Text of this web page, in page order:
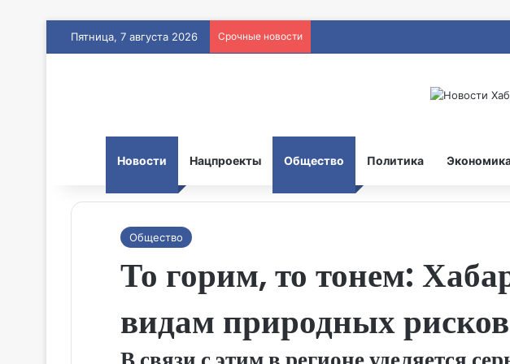
Пятница, 7 августа 2026 Срочные новости
Новости Нацпроекты Общество Политика
Общество
То горим, то тонем:
видам природных рисков